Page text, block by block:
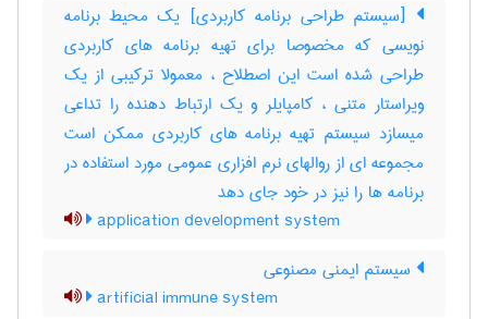
[سیستم طراحی برنامه کاربردی] یک محیط برنامه
نویسی که مخصوصا برای تهیه برنامه های کاربردی
طراحی شده است این اصطلاح ، معمولا ترکیبی از یک
ویراستار متنی ، کامپایلر و یک ارتباط دهنده را تداعی
میسازد سیستم تهیه برنامه های کاربردی ممکن است
مجموعه ای از روالهای نرم افزاری عمومی مورد استفاده در
برنامه ها را نیز در خود جای دهد
application development system
سیستم ایمنی مصنوعی
artificial immune system